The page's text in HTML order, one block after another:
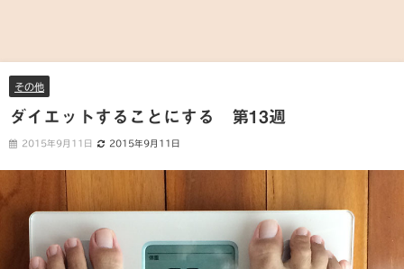
その他
ダイエットすることにする 第13週
2015年9月11日 2015年9月11日